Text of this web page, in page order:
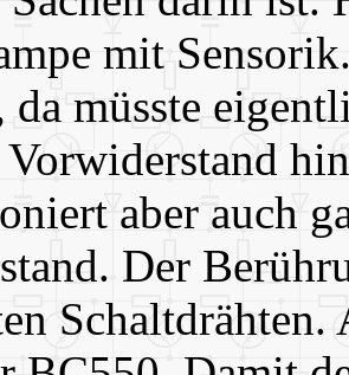
mit
da müsste
aber auch
Der
Schaltdrähten.